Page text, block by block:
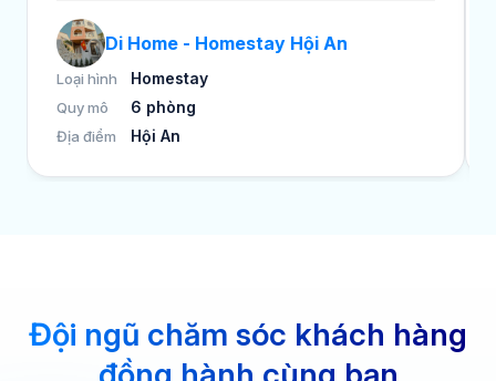
Di Home - Homestay Hội An
Loại hình Homestay
Quy mô 6 phòng
Địa điểm Hội An
Đội ngũ chăm sóc khách hàng